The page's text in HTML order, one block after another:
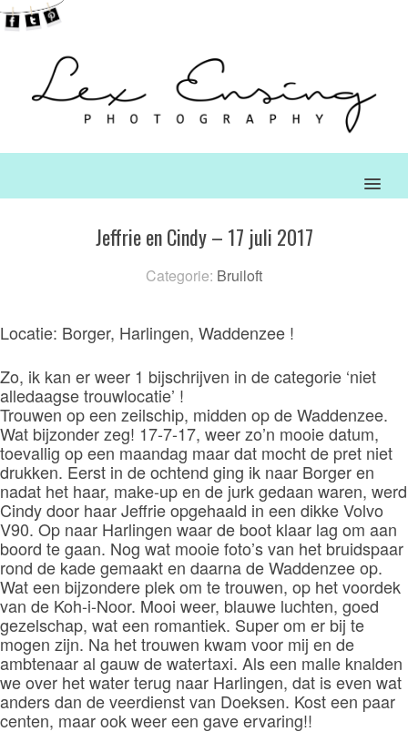
MENU
Locatie: Borger, Harlingen, Waddenzee !
Zo, ik kan er weer 1 bijschrijven in de categorie ‘niet
alledaagse trouwlocatie’ !
Trouwen op een zeilschip, midden op de Waddenzee.
Wat bijzonder zeg! 17-7-17, weer zo’n mooie datum,
toevallig op een maandag maar dat mocht de pret niet
drukken. Eerst in de ochtend ging ik naar Borger en
nadat het haar, make-up en de jurk gedaan waren, werd
Cindy door haar Jeffrie opgehaald in een dikke Volvo
V90. Op naar Harlingen waar de boot klaar lag om aan
boord te gaan. Nog wat mooie foto’s van het bruidspaar
rond de kade gemaakt en daarna de Waddenzee op.
Wat een bijzondere plek om te trouwen, op het voordek
van de Koh-i-Noor. Mooi weer, blauwe luchten, goed
gezelschap, wat een romantiek. Super om er bij te
mogen zijn. Na het trouwen kwam voor mij en de
ambtenaar al gauw de watertaxi. Als een malle knalden
we over het water terug naar Harlingen, dat is even wat
anders dan de veerdienst van Doeksen. Kost een paar
centen, maar ook weer een gave ervaring!!
Jeffrie en Cindy – 17 juli 2017
Categorie: Bruiloft